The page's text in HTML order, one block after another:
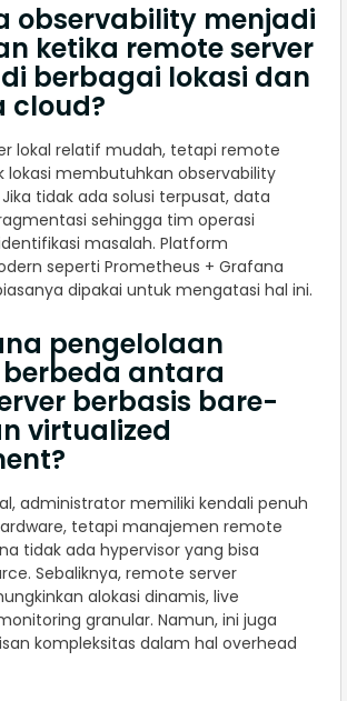
observability menjadi
ketika remote server
berbagai lokasi dan
cloud?
lokal relatif mudah, tetapi remote
lokasi membutuhkan observability
tidak ada solusi terpusat, data
sehingga tim operasi
masalah. Platform
seperti Prometheus + Grafana
dipakai untuk mengatasi hal ini.
pengelolaan
berbeda antara
berbasis bare-
virtualized
administrator memiliki kendali penuh
tetapi manajemen remote
tidak ada hypervisor yang bisa
Sebaliknya, remote server
alokasi dinamis, live
granular. Namun, ini juga
kompleksitas dalam hal overhead